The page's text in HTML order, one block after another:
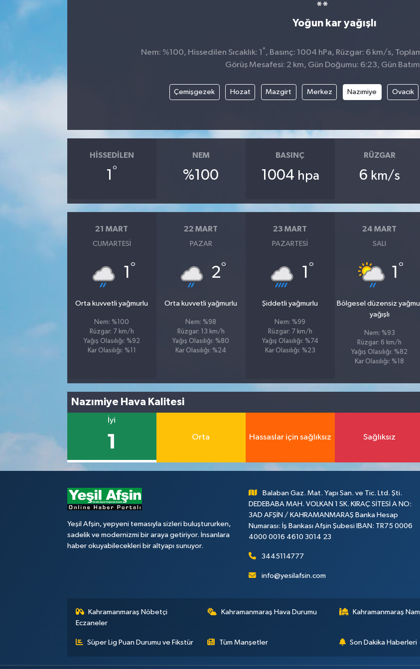
Yoğun kar yağışlı
Nem: %100, Hissedilen Sıcaklık: 1 °, Basınç: 1004 hPa, Rüzgar: 6 km/s,
Görüş Mesafesi: 2 km, Gün Doğumu: 6:23, Gün
Çemişgezek Hozat Mazgirt Merkez Nazımiye Ovacık
HISSEDILEN
1 °
NEM
%100
BASINÇ
1004 hpa
RÜZGAR
6 km/s
21 MART
CUMARTESI
1 °
Orta kuvvetli yağmurlu
Nem: %100
Rüzgar: 7 km/h
Yağış Olasılığı: %92
Kar Olasılığı: %11
22 MART
PAZAR
2°
Orta kuvvetli yağmurlu
Nem: %98
Rüzgar: 13 km/h
Yağış Olasılığı: %80
Kar Olasılığı: %24
23 MART
PAZARTESI
1 °
Şiddetli yağmurlu
Nem: %99
Rüzgar: 7 km/h
Yağış Olasılığı: %74
Kar Olasılığı: %23
24 MART
SALI
1 °
Bölgesel düzensiz
yağışlı
Nem: %93
Rüzgar: 6 km/h
Yağış Olasılığı: %82
Kar Olasılığı: %18
Nazımiye Hava Kalitesi
İyi
1 Orta Hassaslar için sağlıksız Sağlıksız
Yeşil Afşin, yepyeni temasıyla sizleri buluştururken,
sadelik ve modernizmi bir araya getiriyor. İnsanlara
haber okuyabilecekleri bir altyapı sunuyor.
Balaban Gaz. Mat. Yapı San. ve Tic. Ltd. Şti.
DEDEBABA MAH. VOLKAN 1 SK. KIRAÇ SİTESİ A NO:
3AD AFŞİN / KAHRAMANMARAŞ Banka Hesap
Numarası: İş Bankası Afşin Şubesi IBAN: TR75 0006
4000 0016 4610 3014 23
3445114777
info@yesilafsin.com
Kahramanmaraş Nöbetçi
Eczaneler
Kahramanmaraş Hava Durumu Kahramanmaraş
Süper Lig Puan Durumu ve Fikstür Tüm Manşetler Son Dakika Haberleri